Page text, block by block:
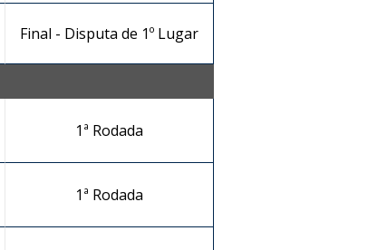
Final - Disputa de 1º Lugar
1ª Rodada
1ª Rodada